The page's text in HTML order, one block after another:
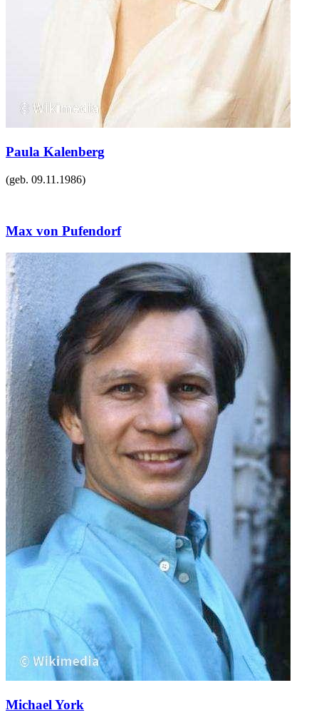
Paula Kalenberg
(geb. 09.11.1986)
Max von Pufendorf
Michael York